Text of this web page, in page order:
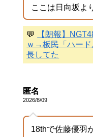
ここは日向坂よ
💬
【朗報】
ｗ→板民「ハード
長してた
匿名
2026/8/09
18thで佐藤優羽